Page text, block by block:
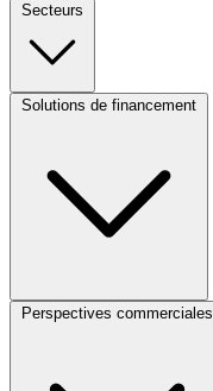
Footer
Column
1
Secteurs
Column
Solutions de financement
Perspectives commerciales